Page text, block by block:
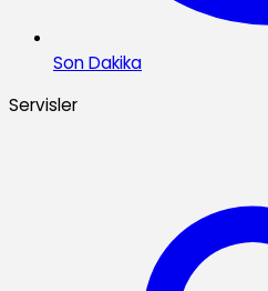
Son Dakika
Servisler